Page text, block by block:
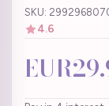
SKU:
4.6